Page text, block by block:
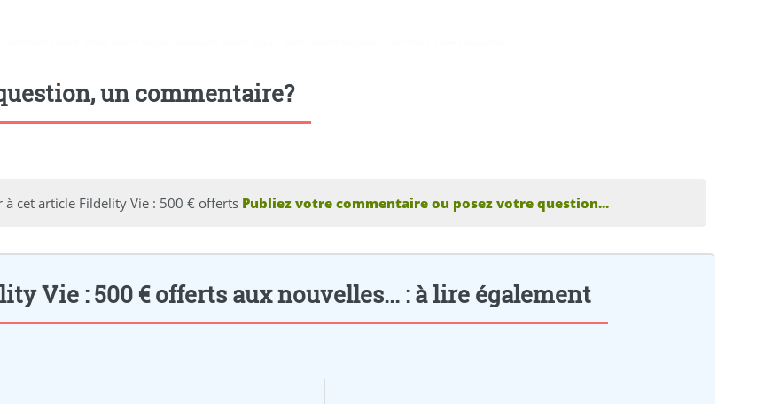
un commentaire?
à cet article Fildelity Vie : 500 € offerts Publiez votre commentaire ou posez votre question...
Vie : 500 € offerts aux nouvelles... : à lire également